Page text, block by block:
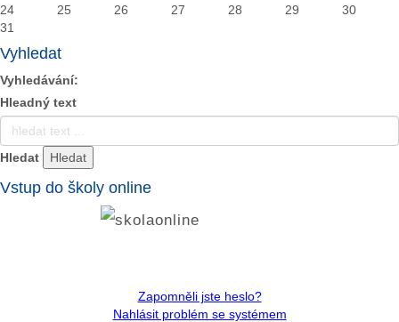
24
25 26 27 28 29
30
31
Vyhledat
Vyhledávání:
Hleadný text
Hledat
Vstup do školy online
Zapomněli jste heslo?
Nahlásit problém se systémem